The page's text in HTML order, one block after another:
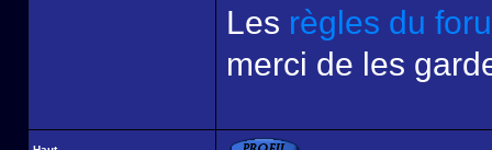
Les règles du
merci de les